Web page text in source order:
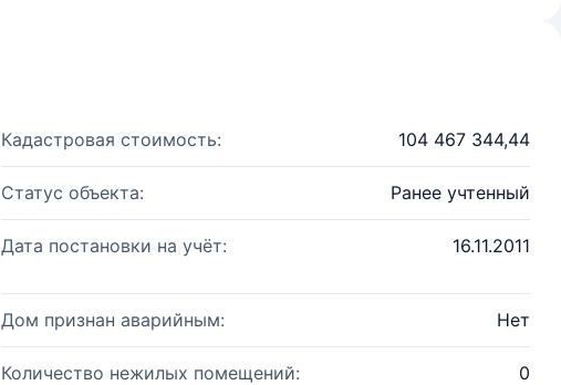
Кадастровая стоимость: 104 467 344,44
Статус объекта: Ранее учтенный
Дата постановки на учёт: 16.11.2011
Дом признан аварийным: Нет
Количество нежилых помещений: 0